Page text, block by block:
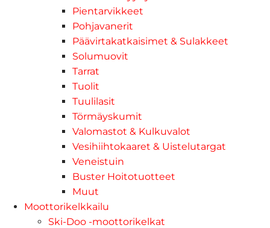
Pientarvikkeet
Pohjavanerit
Päävirtakatkaisimet & Sulakkeet
Solumuovit
Tarrat
Tuolit
Tuulilasit
Törmäyskumit
Valomastot & Kulkuvalot
Vesihiihtokaaret & Uistelutargat
Veneistuin
Buster Hoitotuotteet
Muut
Moottorikelkkailu
Ski-Doo -moottorikelkat